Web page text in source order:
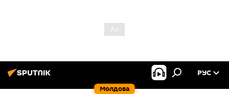
Молдова
РУС